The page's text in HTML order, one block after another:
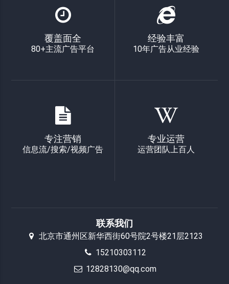
覆盖面全
80+主流广告平台
经验丰富
10年广告从业经验
专注营销
信息流/搜索/视频广告
专业运营
运营团队上百人
联系我们
北京市通州区新华西街60号院2号楼21层2123
15210303112
12828130@qq.com